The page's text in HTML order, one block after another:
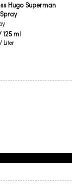
Hugo Superman
125 ml
/ Liter